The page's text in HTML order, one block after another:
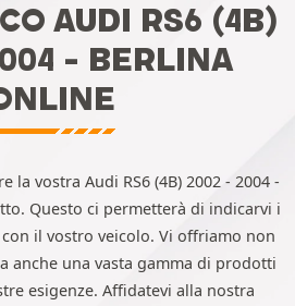
AUDI RS6 (4B)
- BERLINA
la vostra Audi RS6 (4B) 2002 - 2004 -
Questo ci permetterà di indicarvi i
il vostro veicolo. Vi offriamo non
anche una vasta gamma di prodotti
esigenze. Affidatevi alla nostra